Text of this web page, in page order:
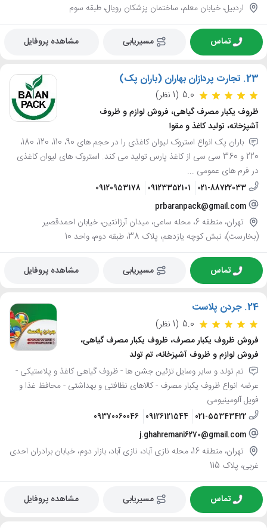
اردبیل، خیابان معلم، ساختمان پزشکان رویال، طبقه سوم
تماس مسیریابی مشاهده پروفایل
23. تجارت پردازان بهاران (باران پک)
5.0 (1 نظر)
ظروف یکبار مصرف گیاهی، فروش لوازم و ظروف
آشپزخانه، تولید کاغذ و مقوا
باران پک انواع استروک لیوان کاغذی را در حجم های 90، 110، 120، 180،
220 و 360 سی سی از کاغذ پارس تولید می کند. استروک های لیوان کاغذی
در فرم های عمومی ...
021-88722033
09123352101
09120953178
prbaranpack@gmail.com
تهران، منطقه 6، محله ساعی، میدان آرژانتین، خیابان احمدقصیر
(بخارست)، نبش کوچه یازدهم، پلاک 38، طبقه دوم، واحد 10
تماس مسیریابی مشاهده پروفایل
24. جردن پلاست
5.0 (1 نظر)
فروش ظروف یکبار مصرف، ظروف یکبار مصرف گیاهی،
فروش لوازم و ظروف آشپزخانه، تم تولد
تم تولد و سایر وسایل تزئین جشن ها - ظروف گیاهی کاغذ و پلاستیکی -
عرضه انواع ظروف یکبار مصرف - کالاهای نظافتی و بهداشتی - محافظ غذا و
فویل آلومینیومی
021-55343422
09126121544
09370060046
j.ghahremani6270@gmail.com
تهران، منطقه 16، محله نازی آباد، نازی آباد، بازار دوم، خیابان برادران احدی
غربی، پلاک 115
تماس مسیریابی مشاهده پروفایل